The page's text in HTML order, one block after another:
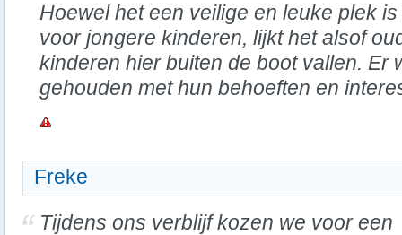
Hoewel het een veilige en leuke plek is
voor jongere kinderen, lijkt het alsof
kinderen hier buiten de boot vallen. Er
gehouden met hun behoeften en
Freke
Tijdens ons verblijf kozen we voor een